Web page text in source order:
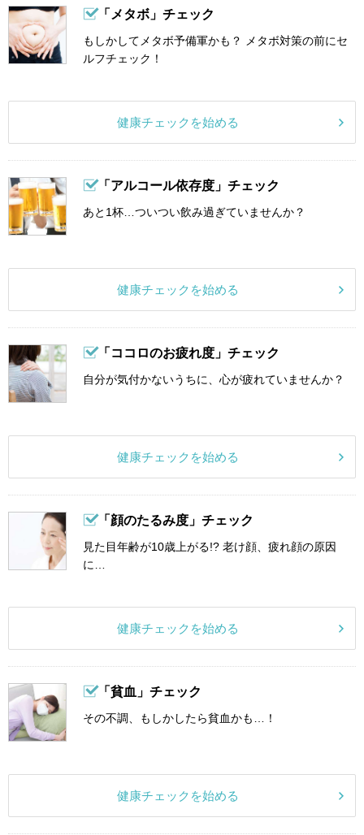
「メタボ」チェック
もしかしてメタボ予備軍かも？ メタボ対策の前にセ
ルフチェック！
健康チェックを始める
「アルコール依存度」チェック
あと1杯…ついつい飲み過ぎていませんか？
健康チェックを始める
「ココロのお疲れ度」チェック
自分が気付かないうちに、心が疲れていませんか？
健康チェックを始める
「顔のたるみ度」チェック
見た目年齢が10歳上がる!? 老け顔、疲れ顔の原因
に…
健康チェックを始める
「貧血」チェック
その不調、もしかしたら貧血かも…！
健康チェックを始める